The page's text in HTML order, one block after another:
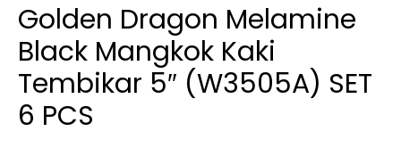
Golden Dragon Melamine
Black Mangkok Kaki
Tembikar 5″ (W3505A) SET
6 PCS